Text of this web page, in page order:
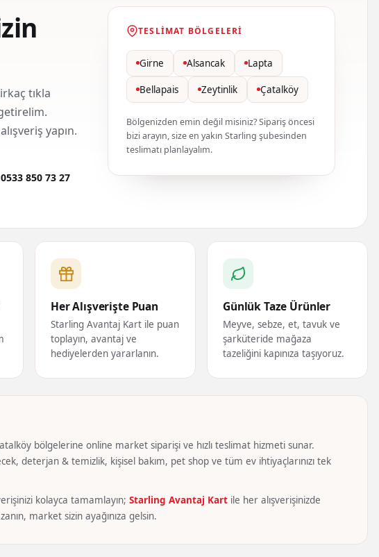
tıkla
yapın.
0533 850 73 27
TESLIMAT BÖLGELERI
Girne Alsancak Lapta
Bellapais Zeytinlik Çatalköy
Bölgenizden emin değil misiniz? Sipariş öncesi
bizi arayın, size en yakın Starling şubesinden
teslimatı planlayalım.
Her Alışverişte Puan
Starling Avantaj Kart ile puan
toplayın, avantaj ve
hediyelerden yararlanın.
Günlük Taze Ürünler
Meyve, sebze, et, tavuk ve
şarküteride mağaza
tazeliğini kapınıza taşıyoruz.
bölgelerine online market siparişi ve hızlı teslimat hizmeti sunar.
deterjan & temizlik, kişisel bakım, pet shop ve tüm ev ihtiyaçlarınızı tek
kolayca tamamlayın; Starling Avantaj Kart ile her alışverişinizde
market sizin ayağınıza gelsin.